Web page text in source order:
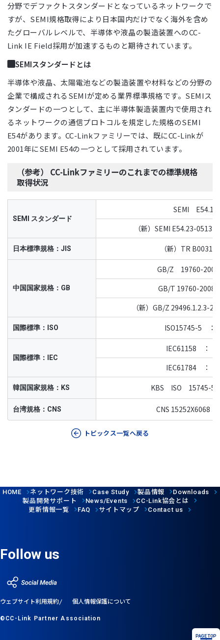
分野でデファクトスタンダードとなっているネットワークで
すが、SEMI規格取得により日本国内だけでなく海外を含め
たグローバルレベルで、半導体や液晶の製造装置へのCC-
Link IE Field採用が加速するものと期待されています。
SEMIスタンダードとは
半導体や液晶、太陽電池などの製造装置や材料などの分野の
企業で構成されるSEMIが定める業界標準規格です。SEMIス
タンダードの一つとして、主に半導体製造装置内で使用され
るネットワークの通信プロトコルを規定した規格のSEMI
E54があります。CC-Linkファミリーでは、既にCC-Linkが
2001年にSEMI E54の一つとして採用されています。
（参考） CC-Linkファミリーのこれまでの標準規格
取得状況
SEMI スタンダード
SEMI
（新）SEMI E54.23-
日本標準規格：JIS （新）TR
中国国家規格：GB
GB/Z 19760-
GB/T 19760-
（新）GB/Z
国際標準：ISO ISO15745-5 ：
国際標準：IEC
IEC61158 ：
IEC61784 ：
韓国国家規格：KS KBS ISO 15745-5
台湾規格：CNS CNS 15252X6068
トピックス一覧へ戻る
HOME ネットワーク技術 Case Study 製品情報 Downloads
製品開発サポート News/Events CC-Link協会とは
更新情報一覧
FAQ サイトマップ Contact us
Follow us
ウェブサイト利用規約 個人情報保護について
©CC-Link Partner Association
PAGE TOP